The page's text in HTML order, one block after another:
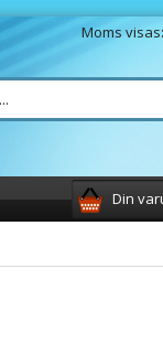
Moms visas:
Din